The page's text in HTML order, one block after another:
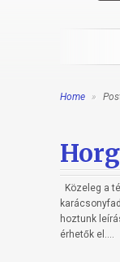
Home »
Közeleg a
hoztunk
érhetők el....